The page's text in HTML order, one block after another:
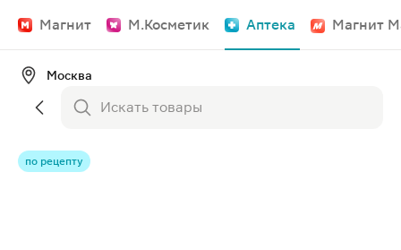
Магнит М.Косметик Аптека Магнит
Москва
по рецепту